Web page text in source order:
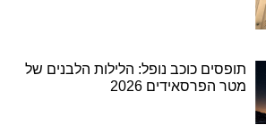
תופסים כוכב נופל: הלילות הלבנים של
מטר הפרסאידים 2026